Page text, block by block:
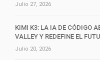
Julio 27, 2026
KIMI K3: LA IA DE CÓDIGO
VALLEY Y REDEFINE EL
Julio 20, 2026